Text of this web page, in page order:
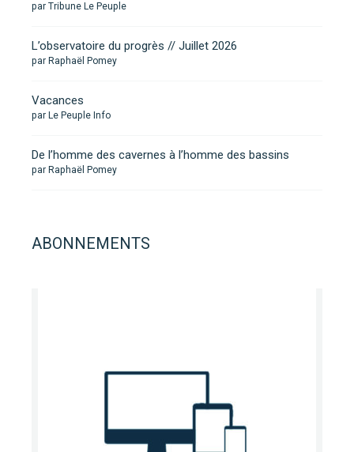
par Tribune Le Peuple
L’observatoire du progrès // Juillet 2026
par Raphaël Pomey
Vacances
par Le Peuple Info
De l’homme des cavernes à l’homme des bassins
par Raphaël Pomey
ABONNEMENTS